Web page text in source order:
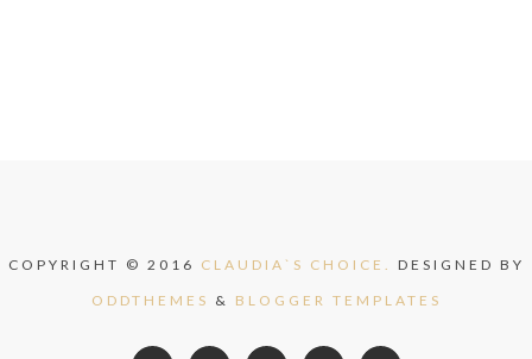
COPYRIGHT © 2016 CLAUDIA`S CHOICE. DESIGNED BY
ODDTHEMES & BLOGGER TEMPLATES